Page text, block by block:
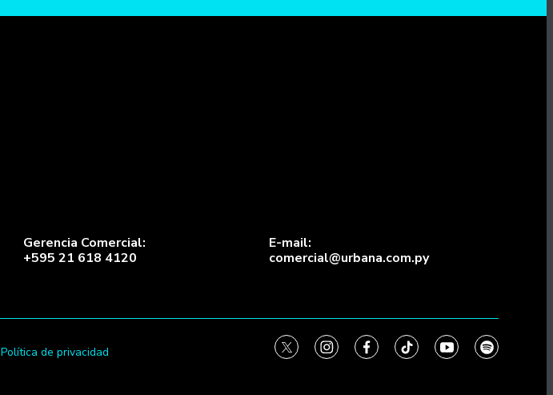
Gerencia Comercial:
+595 21 618 4120
E-mail:
comercial@urbana.com.py
Política de privacidad twitterinstagramfacebooktiktokyoutubespotify